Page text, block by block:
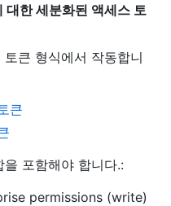
한 세분화된 액세스 토
큰 형식에서 작동합니
큰
포함해야 합니다.:
permissions (write)